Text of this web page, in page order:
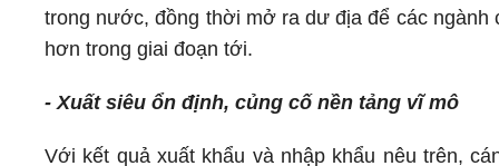
trong nước, đồng thời mở ra dư địa để các ngành
hơn trong giai đoạn tới.
- Xuất siêu ổn định, củng cố nền tảng vĩ mô
Với kết quả xuất khẩu và nhập khẩu nêu trên,